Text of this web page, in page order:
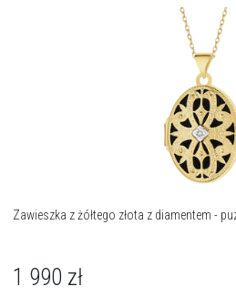
Zawieszka z żółtego złota z diamentem -
1 990 zł